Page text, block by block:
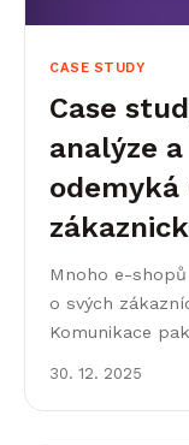
CASE STUDY
Case
analýze
Mnoho e-
o svých
Komunikace
30. 12. 2025